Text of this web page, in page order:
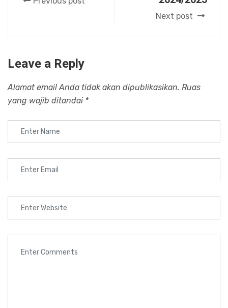
Next post
Leave a Reply
Alamat email Anda tidak akan dipublikasikan. Ruas
yang wajib ditandai *